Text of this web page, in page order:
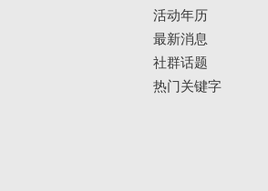
活动年历
最新消息
社群话题
热门关键字